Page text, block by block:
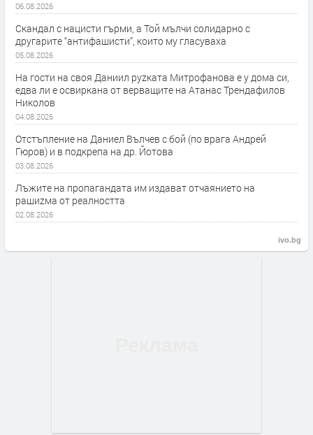
06.08.2026
Скандал с нацисти гърми, а Той мълчи солидарно с
другарите “антифашисти”, които му гласуваха
05.08.2026
На гости на своя Даниил руzката Митрофанова е у дома си,
едва ли е освиркана от верващите на Атанас Трендафилов
Николов
04.08.2026
Отстъпление на Даниел Вълчев с бой (по врага Андрей
Гюров) и в подкрепа на др. Йотова
03.08.2026
Лъжите на пропагандата им издават отчаянието на
рашиzма от реалността
02.08.2026
ivo.bg